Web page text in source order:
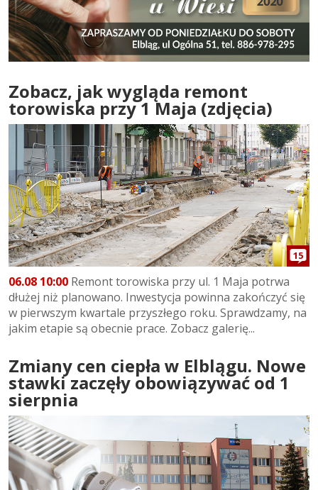
Zobacz, jak wygląda remont
torowiska przy 1 Maja (zdjęcia)
15
06.08 10:00 Remont torowiska przy ul. 1 Maja potrwa
dłużej niż planowano. Inwestycja powinna zakończyć się
w pierwszym kwartale przyszłego roku. Sprawdzamy, na
jakim etapie są obecnie prace. Zobacz galerię...
Zmiany cen ciepła w Elblągu. Nowe
stawki zaczęły obowiązywać od 1
sierpnia